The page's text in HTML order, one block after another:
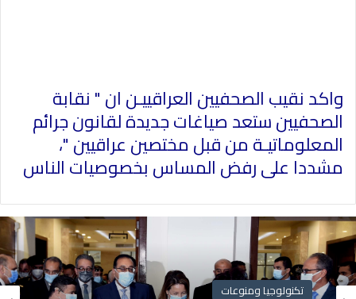
واكد نقيب الصحفيين العراقييـن ان " نقابة
الصحفيين ستعد صياغات جديدة لقانون جرائم
المعلوماتيـة من قبل مختصين عراقيين "،
مشددا على رفض المساس بخصوصيات الناس
تكنولوجيا ومنوعات